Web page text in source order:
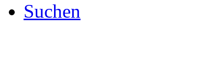
Suchen